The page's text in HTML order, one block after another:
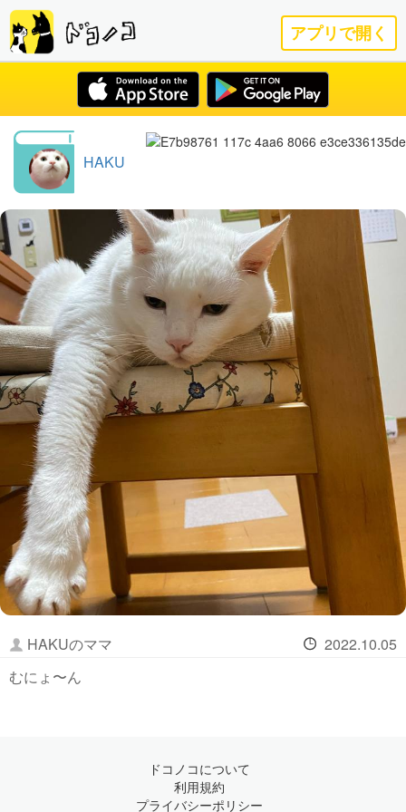
アプリで開く
HAKU
HAKUのママ
2022.10.05
むにょ〜ん
ドコノコについて
利用規約
プライバシーポリシー